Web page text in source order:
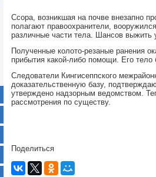
Ссора, возникшая на почве внезапно
полагают правоохранители,
различные части тела. Шансов выжить
Полученные колото-резаные ранения
прибытия какой-либо помощи. Его
Следователи Кингисеппского
доказательственную базу,
утверждено надзорным ведомством.
рассмотрения по существу.
Поделиться